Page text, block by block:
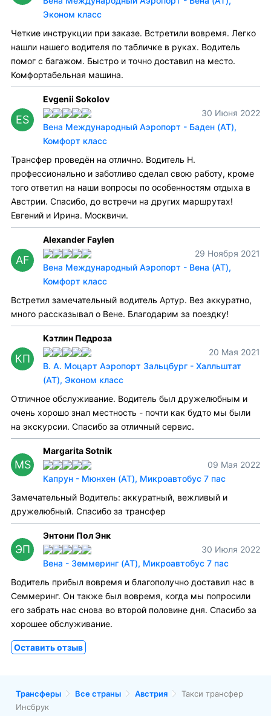
Эконом класс
Четкие инструкции при заказе. Встретили вовремя. Легко
нашли нашего водителя по табличке в руках. Водитель
помог с багажом. Быстро и точно доставил на место.
Комфортабельная машина.
ES
Evgenii Sokolov
30 Июня 2022
Вена Международный Аэропорт - Баден (AT),
Комфорт класс
Трансфер проведён на отлично. Водитель Н.
профессионально и заботливо сделал свою работу, кроме
того ответил на наши вопросы по особенностям отдыха в
Австрии. Спасибо, до встречи на других маршрутах!
Евгений и Ирина. Москвичи.
AF
Alexander Faylen
29 Ноября 2021
Вена Международный Аэропорт - Вена (AT),
Комфорт класс
Встретил замечательный водитель Артур. Вез аккуратно,
много рассказывал о Вене. Благодарим за поездку!
КП
Кэтлин Педроза
20 Мая 2021
В. А. Моцарт Аэропорт Зальцбург - Халльштат
(AT), Эконом класс
Отличное обслуживание. Водитель был дружелюбным и
очень хорошо знал местность - почти как будто мы были
на экскурсии. Спасибо за отличный сервис.
MS
Margarita Sotnik
09 Мая 2022
Капрун - Мюнхен (AT), Микроавтобус 7 пас
Замечательный Водитель: аккуратный, вежливый и
дружелюбный. Спасибо за трансфер
ЭП
Энтони Пол Энк
30 Июля 2022
Вена - Земмеринг (AT), Микроавтобус 7 пас
Водитель прибыл вовремя и благополучно доставил нас в
Семмеринг. Он также был вовремя, когда мы попросили
его забрать нас снова во второй половине дня. Спасибо за
хорошее обслуживание.
Оставить отзыв
Трансферы Все страны Австрия
Такси трансфер
Инсбрук